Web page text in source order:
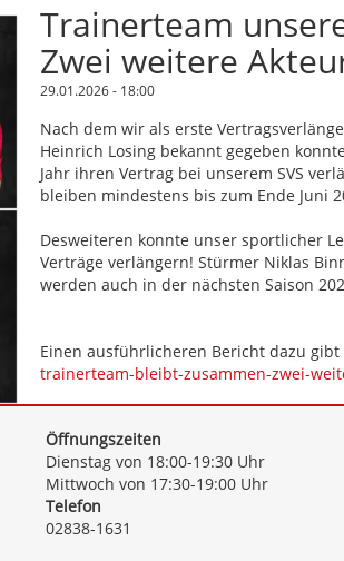
Trainerteam
Zwei weitere
29.01.2026 - 18:00
Nach dem wir als erste
Heinrich Losing bekannt gegeben
Jahr ihren Vertrag bei unserem SVS
bleiben mindestens bis zum Ende Juni
Desweiteren konnte unser sportlicher
Verträge verlängern! Stürmer Niklas
werden auch in der nächsten Saison
Einen ausführlicheren Bericht dazu gibt
trainerteam-bleibt-zusammen-zwei-
Öffnungszeiten
Dienstag von 18:00-19:30 Uhr
Mittwoch von 17:30-19:00 Uhr
Telefon
02838-1631